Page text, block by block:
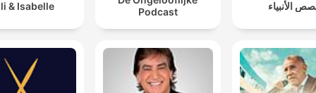
& Isabelle
Podcast
الأنبياء